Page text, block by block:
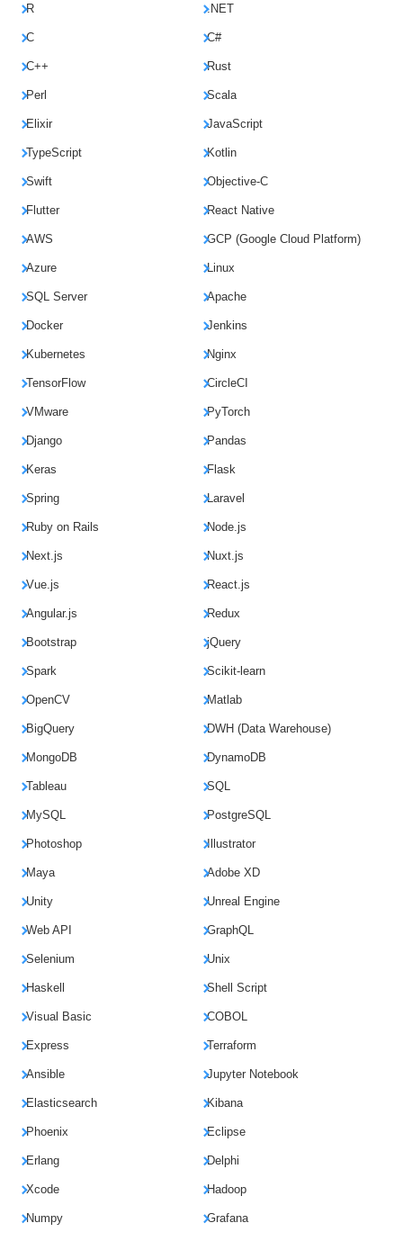
R .NET
C C#
C++ Rust
Perl Scala
Elixir JavaScript
TypeScript Kotlin
Swift Objective-C
Flutter React Native
AWS GCP (Google Cloud Platform)
Azure Linux
SQL Server Apache
Docker Jenkins
Kubernetes Nginx
TensorFlow CircleCI
VMware PyTorch
Django Pandas
Keras Flask
Spring Laravel
Ruby on Rails Node.js
Next.js Nuxt.js
Vue.js React.js
Angular.js Redux
Bootstrap jQuery
Spark Scikit-learn
OpenCV Matlab
BigQuery DWH (Data Warehouse)
MongoDB DynamoDB
Tableau SQL
MySQL PostgreSQL
Photoshop Illustrator
Maya Adobe XD
Unity Unreal Engine
Web API GraphQL
Selenium Unix
Haskell Shell Script
Visual Basic COBOL
Express Terraform
Ansible Jupyter Notebook
Elasticsearch Kibana
Phoenix Eclipse
Erlang Delphi
Xcode Hadoop
Numpy Grafana